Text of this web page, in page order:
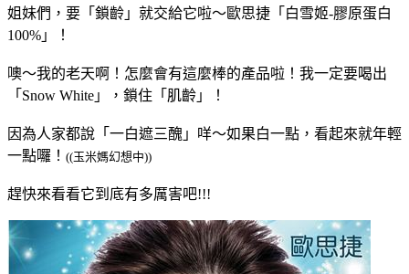
姐妹們，要「鎖齡」就交給它啦～歐思捷 「白雪姬-膠原蛋白
100% 」 ！
噢～我的老天啊！怎麼會有這麼棒的產品啦！我一定要喝出
「Snow White」，鎖住「肌齡」！
因為人家都說「一白遮三醜」咩～如果白一點，看起來就年輕
一點囉！ ((玉米媽幻想中))
趕快來看看它到底有多厲害吧!!!